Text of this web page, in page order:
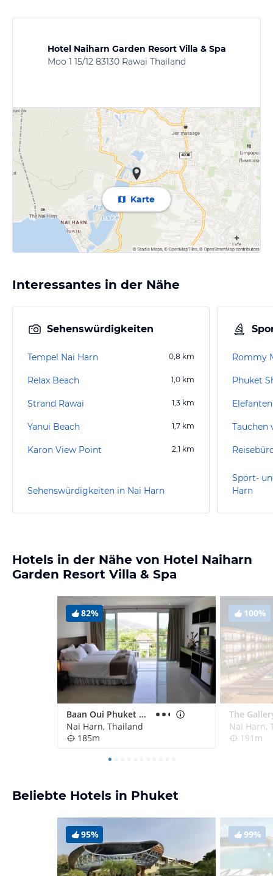
Hotel Naiharn Garden Resort Villa & Spa
Moo 1 15/12 83130 Rawai Thailand
Karte
Interessantes in der Nähe
Sehenswürdigkeiten
Tempel Nai Harn 0,8 km
Relax Beach 1,0 km
Strand Rawai 1,3 km
Yanui Beach 1,7 km
Karon View Point 2,1 km
Sehenswürdigkeiten in Nai Harn
Rommy
Phuket
Tauchen
Sport-
Harn
Hotels in der Nähe von Hotel Naiharn
Garden Resort Villa & Spa
82%
Baan Oui Phuket Guest House
Nai Harn, Thailand
185m
100%
Nai Harn,
191m
Beliebte Hotels in Phuket
95% 99%